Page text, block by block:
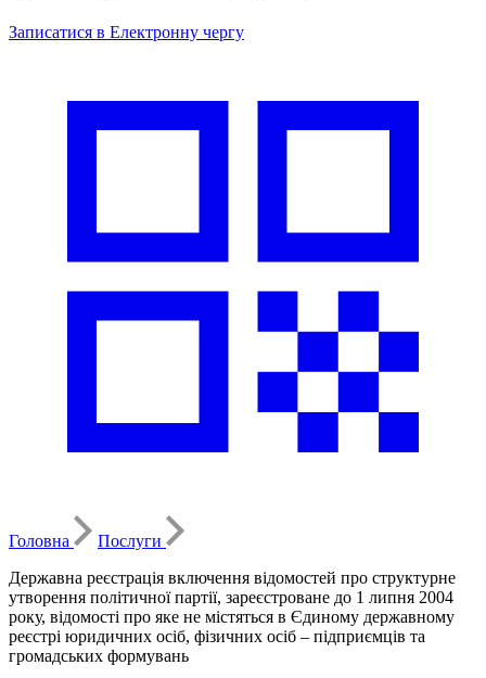
Записатися в Електронну чергу
Головна
Послуги
Державна реєстрація включення відомостей про структурне
утворення політичної партії, зареєстроване до 1 липня 2004
року, відомості про яке не містяться в Єдиному державному
реєстрі юридичних осіб, фізичних осіб – підприємців та
громадських формувань